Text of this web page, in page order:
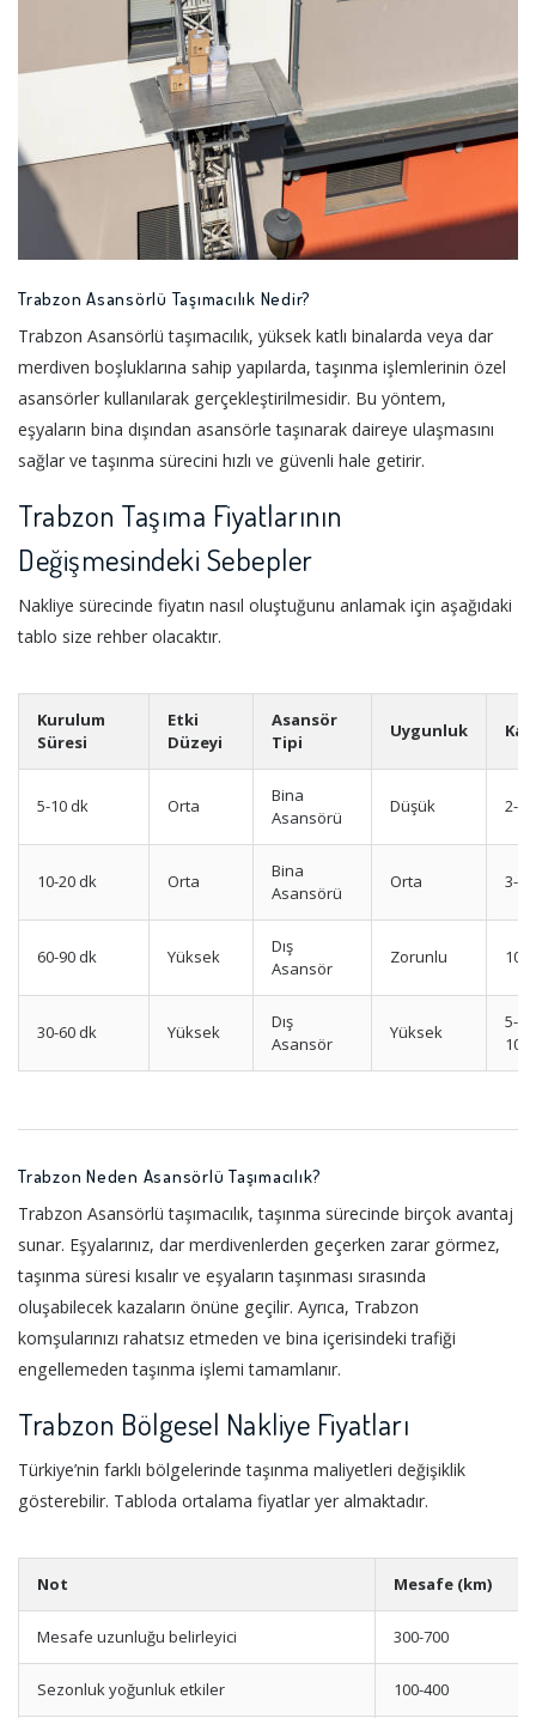
Trabzon Asansörlü Taşımacılık Nedir?
Trabzon Asansörlü taşımacılık, yüksek katlı binalarda veya dar
merdiven boşluklarına sahip yapılarda, taşınma işlemlerinin özel
asansörler kullanılarak gerçekleştirilmesidir. Bu yöntem,
eşyaların bina dışından asansörle taşınarak daireye ulaşmasını
sağlar ve taşınma sürecini hızlı ve güvenli hale getirir.
Trabzon Taşıma Fiyatlarının
Değişmesindeki Sebepler
Nakliye sürecinde fiyatın nasıl oluştuğunu anlamak için aşağıdaki
tablo size rehber olacaktır.
Kurulum
Süresi
Etki
Düzeyi
Asansör
Tipi
Uygunluk Kat
5-10 dk Orta
Bina
Asansörü
Düşük 2-3
10-20 dk Orta
Bina
Asansörü
Orta 3-5
60-90 dk Yüksek
Dış
Asansör
Zorunlu 10+
30-60 dk Yüksek
Dış
Asansör
Yüksek
5-
10
Trabzon Neden Asansörlü Taşımacılık?
Trabzon Asansörlü taşımacılık, taşınma sürecinde birçok avantaj
sunar. Eşyalarınız, dar merdivenlerden geçerken zarar görmez,
taşınma süresi kısalır ve eşyaların taşınması sırasında
oluşabilecek kazaların önüne geçilir. Ayrıca, Trabzon
komşularınızı rahatsız etmeden ve bina içerisindeki trafiği
engellemeden taşınma işlemi tamamlanır.
Trabzon Bölgesel Nakliye Fiyatları
Türkiye’nin farklı bölgelerinde taşınma maliyetleri değişiklik
gösterebilir. Tabloda ortalama fiyatlar yer almaktadır.
Not Mesafe (km)
Mesafe uzunluğu belirleyici 300-700
Sezonluk yoğunluk etkiler 100-400